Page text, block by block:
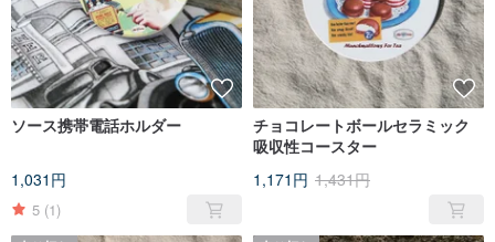
ソース携帯電話ホルダー
1,031円
5 (1)
チョコレートボールセラミック
吸収性コースター
1,171円 1,431円